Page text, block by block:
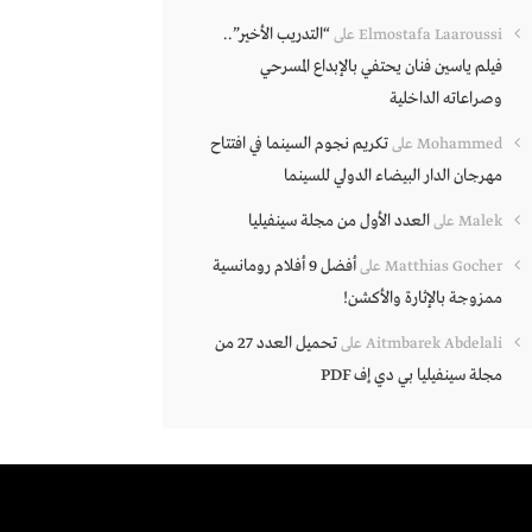
Elmostafa Laaroussi على“التدريب الأخير”..
فيلم ياسين فنان يحتفي بالإبداع المسرحي
وصراعاته الداخلية
Mohammed علىتكريم نجوم السينما في افتتاح
مهرجان الدار البيضاء الدولي للسينما
Malek علىالعدد الأول من مجلة سينفيليا
Matthias Gocher على
أفضل 9 أفلام رومانسية
ممزوجة بالإثارة والأكشن!
Aitmbarek Abdelali على
تحميل العدد 27 من
مجلة سينفيليا بي دي إف PDF